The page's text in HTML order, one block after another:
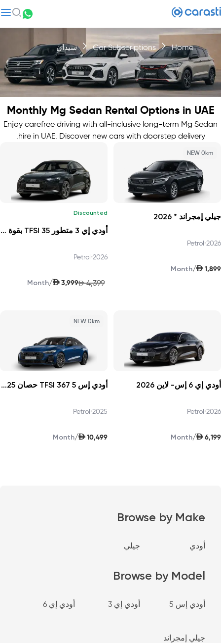
Home
Car Subscriptions سيدان
Monthly Mg Sedan Rental Options in UAE
Enjoy carefree driving with all-inclusive long-term Mg Sedan
hire in UAE. Discover new cars with doorstep delivery.
NEW 0km
جيلي إمجراند * 2026
2026
•
Petrol
AED 1,899
/
Month
Discounted
أودي إي 3 متطور 35 TFSI بقوة 150 حصانًا 2026
2026
•
Petrol
AED 4,399
AED 3,999
/
Month
أودي إي 6 إس- لاين 2026
2026
•
Petrol
AED 6,199
/
Month
NEW 0km
أودي إس 5 TFSI 367 حصان 2025
2025
•
Petrol
AED 10,499
/
Month
Browse by Make
أودي جيلي
Browse by Model
أودي إس 5 أودي إي 3 أودي إي 6
جيلي إمجراند